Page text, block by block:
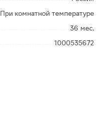
При комнатной температуре
36 мес.
1000535672